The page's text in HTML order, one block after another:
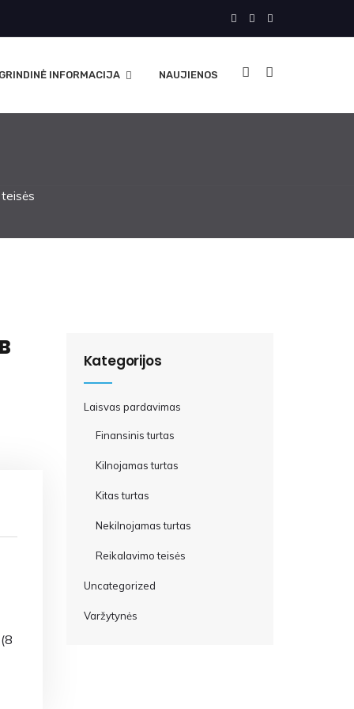
INFORMACIJA NAUJIENOS
Kategorijos
Laisvas pardavimas
Finansinis turtas
Kilnojamas turtas
Kitas turtas
Nekilnojamas turtas
Reikalavimo teisės
Uncategorized
Varžytynės